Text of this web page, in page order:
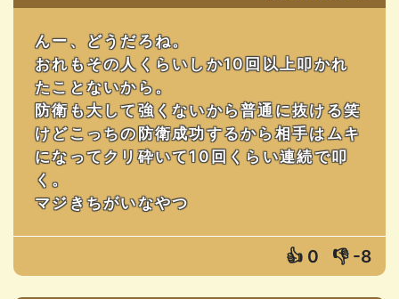
んー、どうだろね。
おれもその人くらいしか10回以上叩かれ
たことないから。
防衛も大して強くないから普通に抜ける笑
けどこっちの防衛成功するから相手はムキ
になってクリ砕いて10回くらい連続で叩
く。
マジきちがいなやつ
👍 0 👎 -8